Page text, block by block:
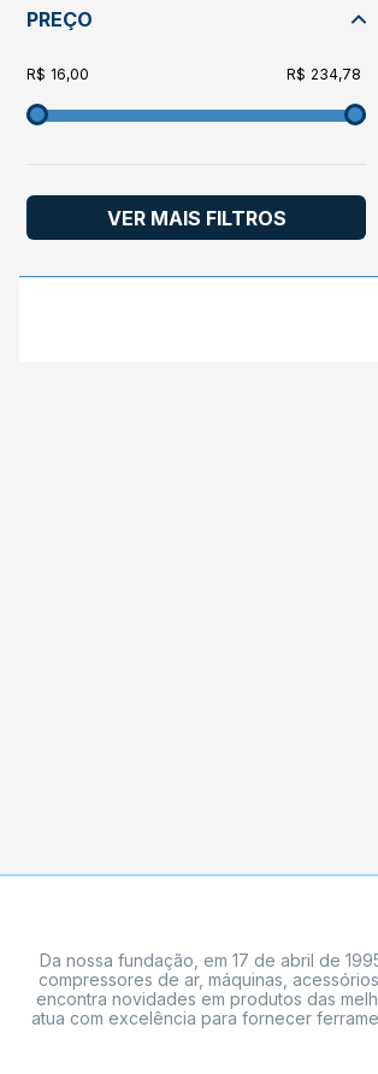
PREÇO
16,00 234,78
VER MAIS FILTROS
Da nossa fundação, em 17 de abril de
compressores de ar, máquinas,
encontra novidades em produtos das
atua com excelência para fornecer